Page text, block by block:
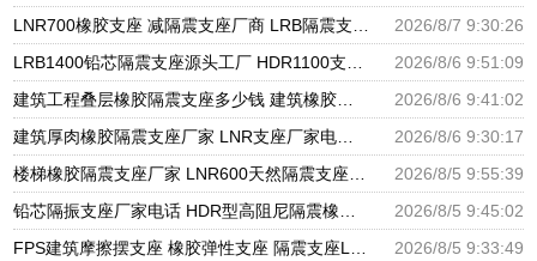
2026/8/7 9:30:26
2026/8/6 9:51:09
2026/8/6 9:41:02
2026/8/6 9:30:17
2026/8/5 9:55:39
2026/8/5 9:45:02
2026/8/5 9:33:49